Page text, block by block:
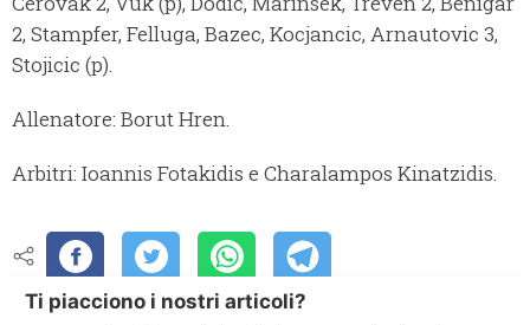
2, Stampfer, Felluga, Bazec, Kocjancic, Arnautovic 3,
Stojicic (p).
Allenatore: Borut Hren.
Arbitri: Ioannis Fotakidis e Charalampos Kinatzidis.
Ti piacciono i nostri articoli?